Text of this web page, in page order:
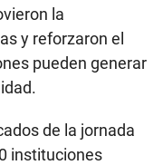
la
y reforzaron el
pueden generar
de la jornada
instituciones